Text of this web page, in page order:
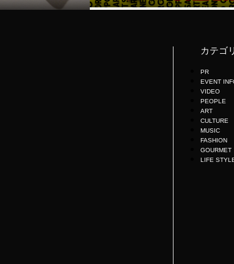
カテゴ
PR
EVENT
VIDEO
PEOPLE
ART
CULTURE
MUSIC
FASHION
GOURMET
LIFE